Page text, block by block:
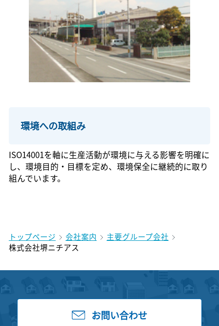
環境への取組み
ISO14001を軸に生産活動が環境に与える影響を明確に
し、環境目的・目標を定め、環境保全に継続的に取り
組んでいます。
トップページ 会社案内
主要グループ会社
株式会社堺ニチアス
お問い合わせ